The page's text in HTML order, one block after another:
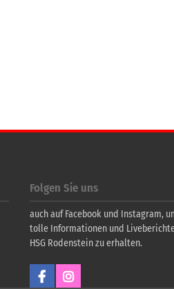
Folgen Sie uns
auch auf Facebook und Instagram,
tolle Informationen und
HSG Rodenstein zu erhalten.